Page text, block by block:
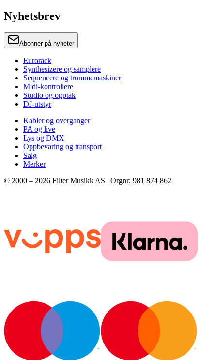
Nyhetsbrev
Abonner på nyheter
Eurorack
Synthesizere og samplere
Sequencere og trommemaskiner
Midi-kontrollere
Studio og opptak
DJ-utstyr
Kabler og overganger
PA og live
Lys og DMX
Oppbevaring og transport
Salg
Merker
© 2000 – 2026 Filter Musikk AS | Orgnr: 981 874 862